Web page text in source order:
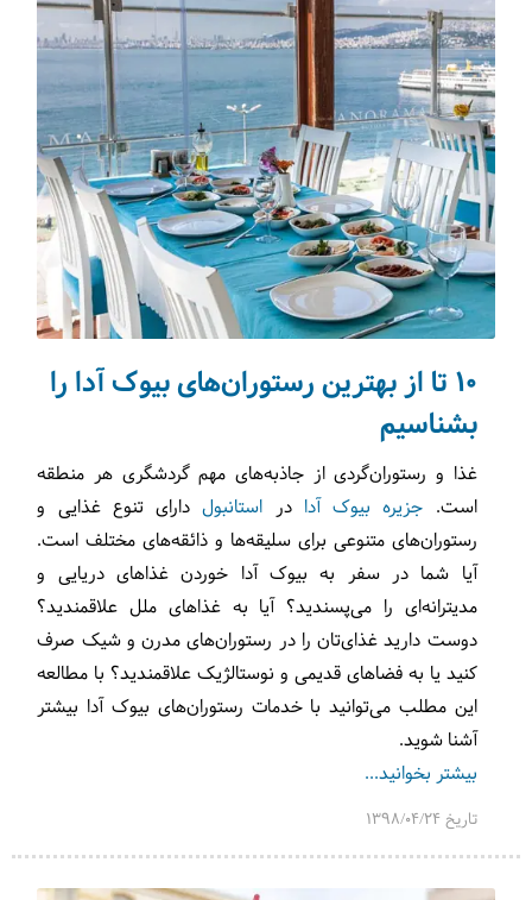
مجله دالاهو(217)
مسافرنیوز(55)
حیات وحش(30)
تورهای ورودی(37)
ویزا(81)
استانبول(193)
10 تا از بهترین رستوران‌های بیوک آدا را
بشناسیم
غذا و رستوران‌گردی از جاذبه‌های مهم گردشگری هر منطقه
است. جزیره بیوک آدا در استانبولدارای تنوع غذایی و
رستوران‌های متنوعی برای سلیقه‌ها و ذائقه‌های مختلف است.
آیا شما در سفر به بیوک آدا خوردن غذاهای دریایی و
مدیترانه‌ای را می‌پسندید؟ آیا به غذاهای ملل علاقمندید؟
دوست دارید غذای‌تان را در رستوران‌های مدرن و شیک صرف
کنید یا به فضاهای قدیمی و نوستالژیک علاقمندید؟ با مطالعه
این مطلب می‌توانید با خدمات رستوران‌های بیوک آدا بیشتر
آشنا شوید.
بیشتر بخوانید...
تاریخ 1398/04/24